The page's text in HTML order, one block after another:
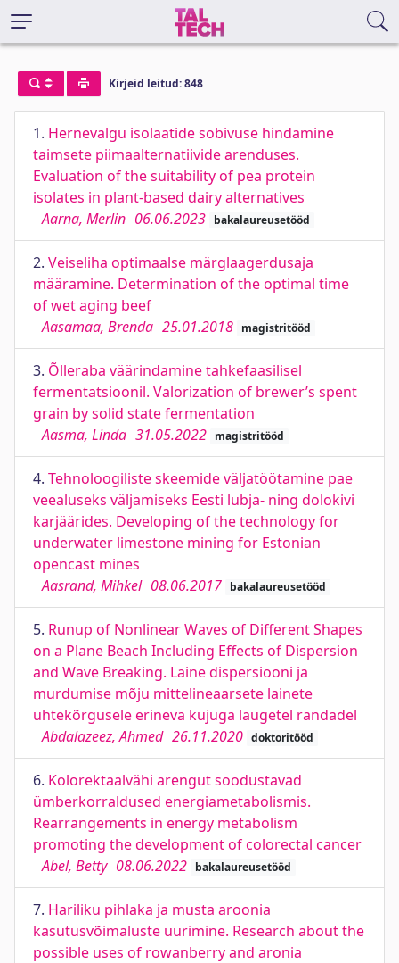
Kirjeid leitud: 848
1. Hernevalgu isolaatide sobivuse hindamine
taimsete piimaalternatiivide arenduses.
Evaluation of the suitability of pea protein
isolates in plant-based dairy alternatives
Aarna, Merlin 06.06.2023 bakalaureusetööd
2. Veiseliha optimaalse märglaagerdusaja
määramine. Determination of the optimal time
of wet aging beef
Aasamaa, Brenda 25.01.2018 magistritööd
3. Õlleraba väärindamine tahkefaasilisel
fermentatsioonil. Valorization of brewer’s spent
grain by solid state fermentation
Aasma, Linda 31.05.2022 magistritööd
4. Tehnoloogiliste skeemide väljatöötamine pae
veealuseks väljamiseks Eesti lubja- ning dolokivi
karjäärides. Developing of the technology for
underwater limestone mining for Estonian
opencast mines
Aasrand, Mihkel 08.06.2017 bakalaureusetööd
5. Runup of Nonlinear Waves of Different Shapes
on a Plane Beach Including Effects of Dispersion
and Wave Breaking. Laine dispersiooni ja
murdumise mõju mittelineaarsete lainete
uhtekõrgusele erineva kujuga laugetel randadel
Abdalazeez, Ahmed 26.11.2020 doktoritööd
6. Kolorektaalvähi arengut soodustavad
ümberkorraldused energiametabolismis.
Rearrangements in energy metabolism
promoting the development of colorectal cancer
Abel, Betty 08.06.2022 bakalaureusetööd
7. Hariliku pihlaka ja musta aroonia
kasutusvõimaluste uurimine. Research about the
possible uses of rowanberry and aronia